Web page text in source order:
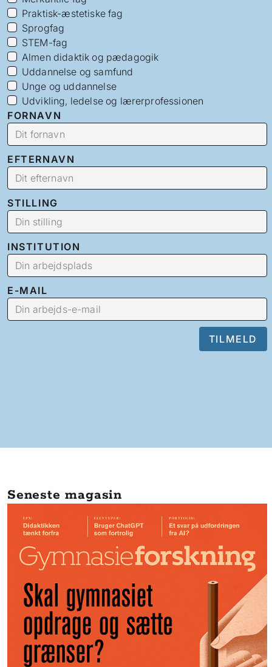
Praktisk-æstetiske fag
Sprogfag
STEM-fag
Almen didaktik og pædagogik
Uddannelse og samfund
Unge og uddannelse
Udvikling, ledelse og lærerprofessionen
FORNAVN
EFTERNAVN
STILLING
INSTITUTION
E-MAIL
Seneste magasin